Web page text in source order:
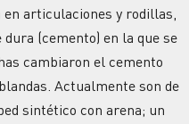
articulaciones y rodillas,
(cemento) en la que se
cambiaron el cemento
Actualmente son de
sintético con arena; un